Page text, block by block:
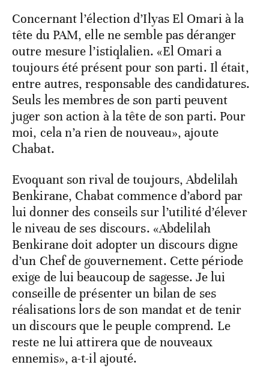
Concernant l’élection d’Ilyas El Omari à la
tête du PAM, elle ne semble pas déranger
outre mesure l’istiqlalien. «El Omari a
toujours été présent pour son parti. Il était,
entre autres, responsable des candidatures.
Seuls les membres de son parti peuvent
juger son action à la tête de son parti. Pour
moi, cela n’a rien de nouveau», ajoute
Chabat.
Evoquant son rival de toujours, Abdelilah
Benkirane, Chabat commence d’abord par
lui donner des conseils sur l’utilité d’élever
le niveau de ses discours. «Abdelilah
Benkirane doit adopter un discours digne
d’un Chef de gouvernement. Cette période
exige de lui beaucoup de sagesse. Je lui
conseille de présenter un bilan de ses
réalisations lors de son mandat et de tenir
un discours que le peuple comprend. Le
reste ne lui attirera que de nouveaux
ennemis», a-t-il ajouté.